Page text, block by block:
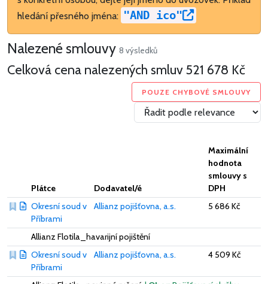
hledání přesného jména: "AND ico"
Nalezené smlouvy 8 výsledků
Celková cena nalezených smluv521 678 Kč
POUZE CHYBOVÉ SMLOUVY
Plátce Dodavatel/é
Maximální
hodnota
smlouvy s
DPH
Okresní soud v
Příbrami
Allianz pojišťovna, a.s. 5 686 Kč
Allianz Flotila_havarijní pojištění
Okresní soud v
Příbrami
Allianz pojišťovna, a.s. 4 509 Kč